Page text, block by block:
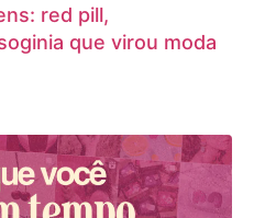
red pill,
que virou moda